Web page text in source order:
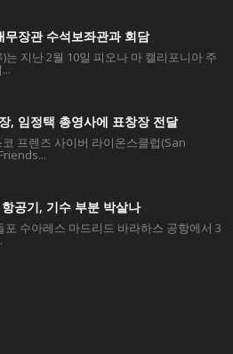
무장관 수석보좌관과 회담
)는 지난 2월 10일 피오나 마 캘리포니아 주
, 임정택 총영사에 표창장 전달
프렌즈 사이버 라이온스클럽(San
공기, 기수 부분 박살나
포 수아레스 마드리드 바라하스 공항에서 3